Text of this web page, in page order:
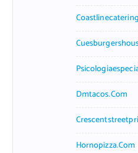
Dmtacos.com
Hornopizza.com